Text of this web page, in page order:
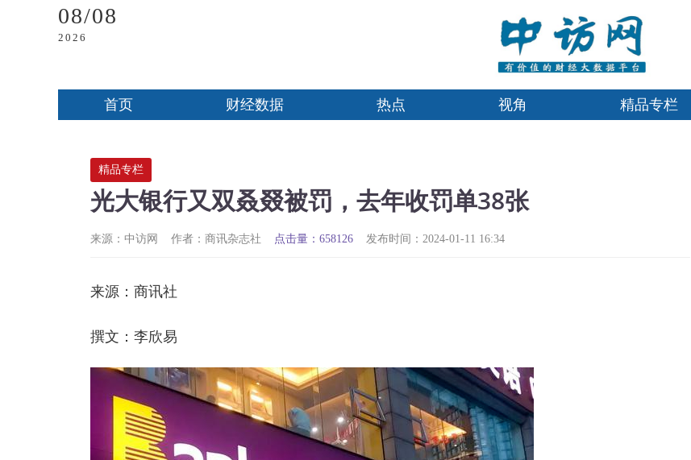
08/08
2026
首页 财经数据 热点 视角 精品专栏
精品专栏
光大银行又双叒叕被罚，去年收罚单38张
来源：中访网 作者：商讯杂志社 点击量：658126 发布时间：2024-01-11 16:34
来源：商讯社
撰文：李欣易